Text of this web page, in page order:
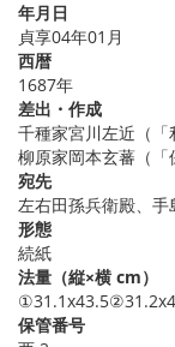
年月日
貞享04年01月
西暦
1687年
差出・作成
千種家宮川左近（「
柳原家岡本玄蕃（「
宛先
左右田孫兵衛殿、
形態
続紙
法量（縦×横 cm）
保管番号